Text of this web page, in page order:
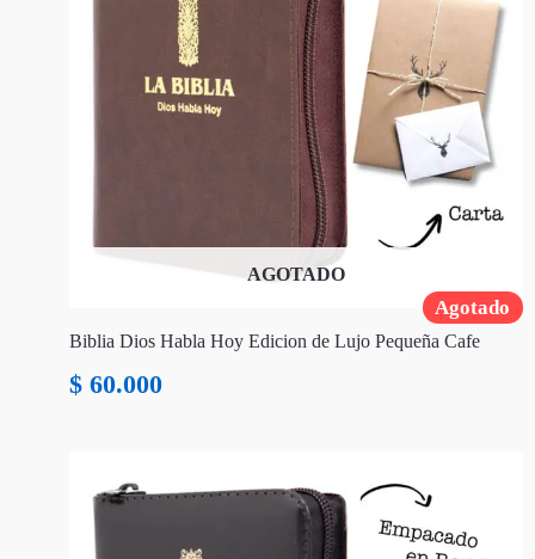
Agotado
AGOTADO
Biblia Dios Habla Hoy Edicion de Lujo Pequeña Cafe
$ 60.000